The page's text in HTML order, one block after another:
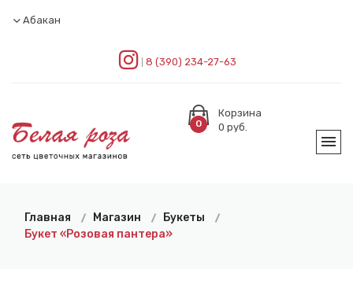
Абакан
8 (390) 234-27-63
0
Корзина
0 руб.
Главная Магазин
Букеты
Букет «Розовая пантера»